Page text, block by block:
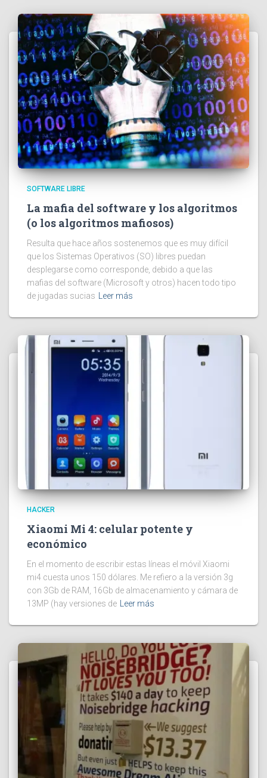
SOFTWARE LIBRE
La mafia del software y los algoritmos
(o los algoritmos mafiosos)
Resulta que hace años sostenemos que es muy difícil
que los Sistemas Operativos (SO) libres puedan
desplegarse como corresponde, debido a que las
mafias del software (Microsoft y otros) hacen todo tipo
de jugadas sucias
Leer más
HACKER
Xiaomi Mi 4: celular potente y
económico
En el momento de escribir estas líneas el móvil Xiaomi
mi4 cuesta unos 150 dólares. Me refiero a la versión 3g
con 3Gb de RAM, 16Gb de almacenamiento y cámara de
13MP (hay versiones de Leer más